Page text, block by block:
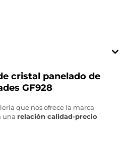
cristal panelado de
GF928
que nos ofrece la marca
una relación calidad-precio